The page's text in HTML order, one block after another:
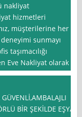
nakliyat
hizmetleri
müşterilerine her
sunmayı
taşımacılığı
Eve Nakliyat olarak
BİR ŞEKİLDE EŞYA